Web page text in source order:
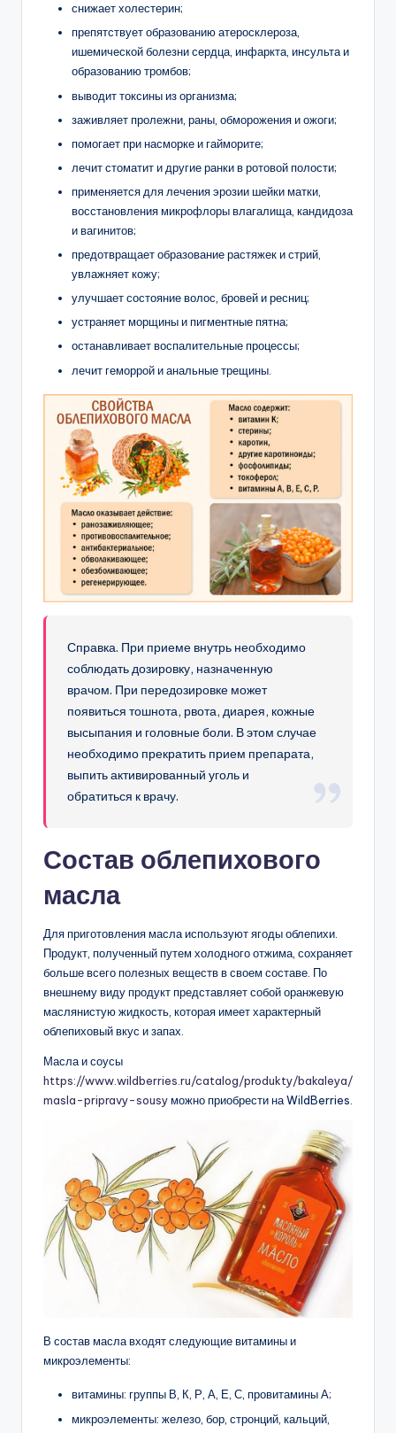
снижает холестерин;
препятствует образованию атеросклероза,
ишемической болезни сердца, инфаркта, инсульта и
образованию тромбов;
выводит токсины из организма;
заживляет пролежни, раны, обморожения и ожоги;
помогает при насморке и гайморите;
лечит стоматит и другие ранки в ротовой полости;
применяется для лечения эрозии шейки матки,
восстановления микрофлоры влагалища, кандидоза
и вагинитов;
предотвращает образование растяжек и стрий,
увлажняет кожу;
улучшает состояние волос, бровей и ресниц;
устраняет морщины и пигментные пятна;
останавливает воспалительные процессы;
лечит геморрой и анальные трещины.
Справка. При приеме внутрь необходимо
соблюдать дозировку, назначенную
врачом. При передозировке может
появиться тошнота, рвота, диарея, кожные
высыпания и головные боли. В этом случае
необходимо прекратить прием препарата,
выпить активированный уголь и
обратиться к врачу.
Состав облепихового
масла
Для приготовления масла используют ягоды облепихи.
Продукт, полученный путем холодного отжима, сохраняет
больше всего полезных веществ в своем составе. По
внешнему виду продукт представляет собой оранжевую
маслянистую жидкость, которая имеет характерный
облепиховый вкус и запах.
Масла и соусы
https://www.wildberries.ru/catalog/produkty/bakaleya/
masla-pripravy-sousyможно приобрести на WildBerries.
В состав масла входят следующие витамины и
микроэлементы:
витамины: группы В, К, Р, А, Е, С, провитамины А;
микроэлементы: железо, бор, стронций, кальций,